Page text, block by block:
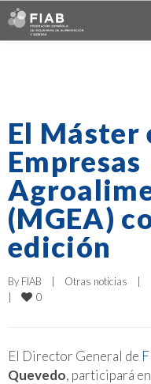
El Máster
Empresas
(MGEA)
edición
By FIAB Otras noticias
0
El Director General de
Quevedo, participará